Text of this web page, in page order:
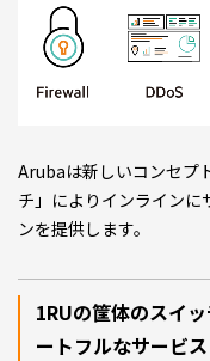
Arubaは新しいコンセプ
チ」によりインラインに
ンを提供します。
1RUの筐体のスイ
ートフルなサービス